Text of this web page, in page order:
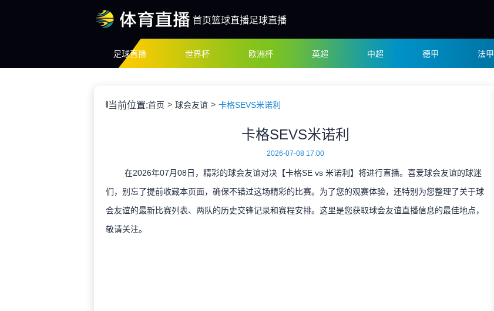
首页篮球直播足球直播
足球直播 世界杯 欧洲杯 英超 中超 德甲 法甲
当前位置:首页 球会友谊 卡格SEVS米诺利
卡格SEVS米诺利
2026-07-08 17:00
在2026年07月08日，精彩的球会友谊对决【卡格SE vs 米诺利】将进行直播。喜爱球会友谊的球迷
们，别忘了提前收藏本页面，确保不错过这场精彩的比赛。为了您的观赛体验，还特别为您整理了关于球
会友谊的最新比赛列表、两队的历史交锋记录和赛程安排。这里是您获取球会友谊直播信息的最佳地点，
敬请关注。